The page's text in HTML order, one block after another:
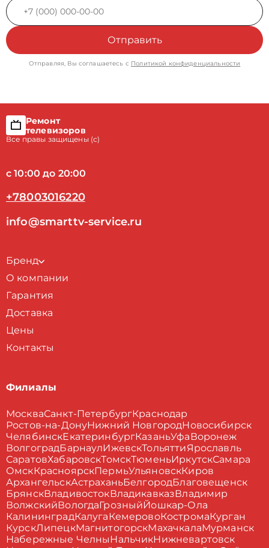
Отправить
Отправляя, Вы соглашаетесь с Политикой конфиденциальности
Ремонт
телевизоров
Все правы защищены (с)
с 10:00 до 20:00
+78003016220
info@smarttv-service.ru
Бренд
О компании
Гарантия
Доставка
Цены
Контакты
Филиалы
МоскваСанкт-ПетербургКраснодар
Ростов-на-ДонуНижний НовгородНовосибирск
ЧелябинскЕкатеринбургКазаньУфа Воронеж
ВолгоградБарнаулИжевскТольяттиЯрославль
СаратовХабаровскТомскТюменьИркутскСамара
ОмскКрасноярскПермьУльяновскКиров
АрхангельскАстраханьБелгородБлаговещенск
БрянскВладивостокВладикавказВладимир
ВолжскийВологдаГрозныйЙошкар-Ола
КалининградКалуга КемеровоКостромаКурган
КурскЛипецкМагнитогорскМахачкалаМурманск
Набережные Челны НальчикНижневартовск